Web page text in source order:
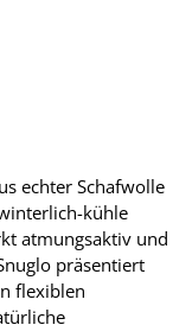
echter Schafwolle
kühle
atmungsaktiv und
präsentiert
flexiblen